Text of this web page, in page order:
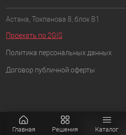
Астана, Токпанова 8, блок B1
Проехать по 2GIS
Политика персональных данных
Договор публичной оферты
Главная Решения Каталог